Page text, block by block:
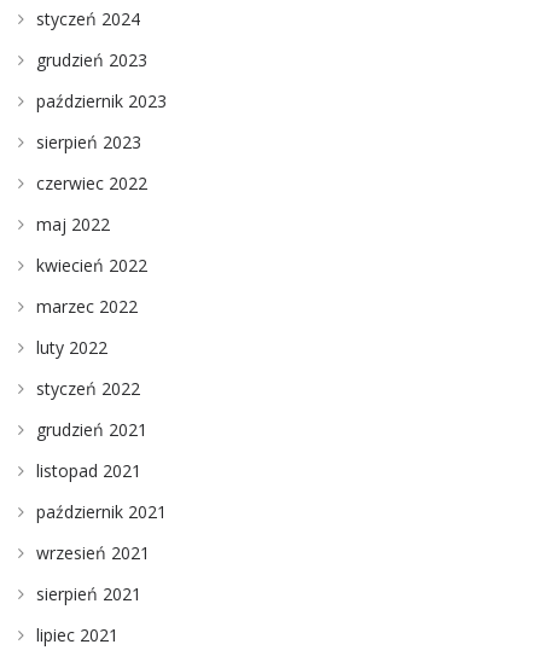
styczeń 2024
grudzień 2023
październik 2023
sierpień 2023
czerwiec 2022
maj 2022
kwiecień 2022
marzec 2022
luty 2022
styczeń 2022
grudzień 2021
listopad 2021
październik 2021
wrzesień 2021
sierpień 2021
lipiec 2021